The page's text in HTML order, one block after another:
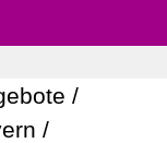
/
/